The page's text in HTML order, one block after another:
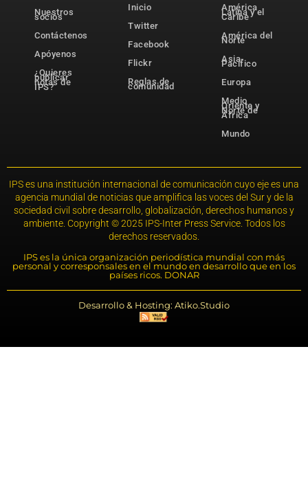
Nuestros
socios
Contáctenos
Apóyenos
¿Quieres
publicar
notas de
IPS?
Inicio
Twitter
Facebook
Flickr
Reglas de
comunidad
América
Latina y el
Caribe
América del
Norte
Asia-
Pacífico
Europa
Medio
Oriente y
Norte de
África
Mundo
IPS es una institución internacional de comunicación cuyo eje es una
agencia mundial de noticias que amplifica las voces del Sur y de la
sociedad civil sobre desarrollo, globalización, derechos humanos y
ambiente. Copyright © 2025 IPS-Inter Press Service. Todos los
derechos reservados.
IPS es la única organización periodística mundial con más
personal y corresponsales en el mundo en desarrollo que en los
países ricos. DONAR
Desarrollo & Hosting: Atiko.Studio